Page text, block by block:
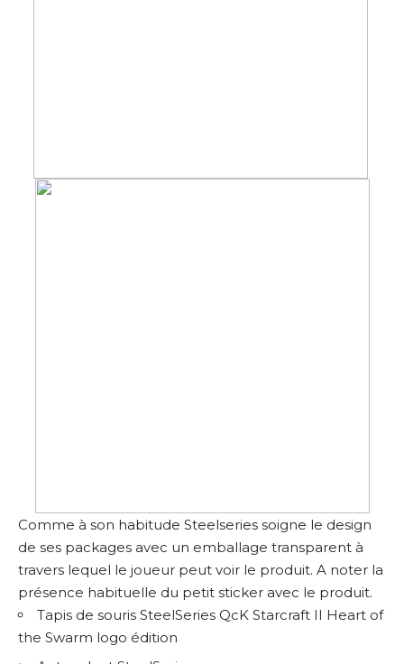
Comme à son habitude Steelseries soigne le design
de ses packages avec un emballage transparent à
travers lequel le joueur peut voir le produit. A noter la
présence habituelle du petit sticker avec le produit.
Tapis de souris SteelSeries QcK Starcraft II Heart of
the Swarm logo édition